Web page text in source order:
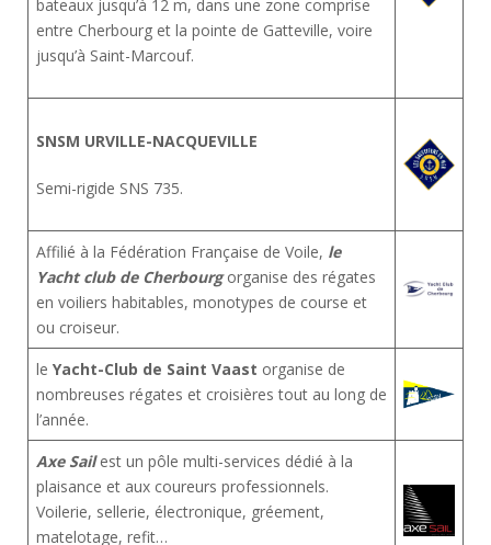
bateaux jusqu’à 12 m, dans une zone comprise
entre Cherbourg et la pointe de Gatteville, voire
jusqu’à Saint-Marcouf.
SNSM URVILLE-NACQUEVILLE
Semi-rigide SNS 735.
Affilié à la Fédération Française de Voile, le
Yacht club de Cherbourgorganise des régates
en voiliers habitables, monotypes de course et
ou croiseur.
le Yacht-Club de Saint Vaast organise de
nombreuses régates et croisières tout au long de
l’année.
Axe Sailest un pôle multi-services dédié à la
plaisance et aux coureurs professionnels.
Voilerie, sellerie, électronique, gréement,
matelotage, refit…